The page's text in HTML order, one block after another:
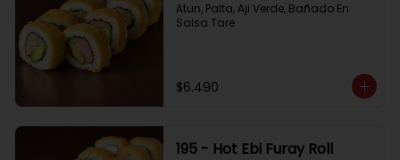
Atun, Palta, Aji Verde, Bañado En
Salsa Tare
$6.490
195 - Hot Ebi Furay Roll